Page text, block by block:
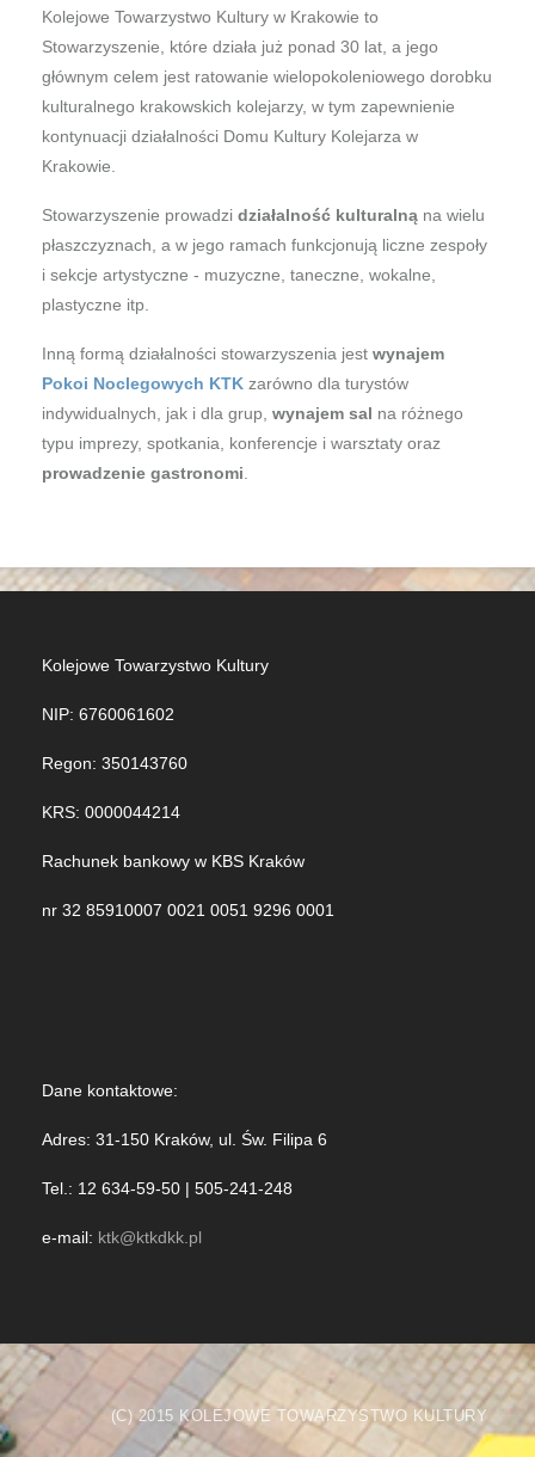
Kolejowe Towarzystwo Kultury w Krakowie to
Stowarzyszenie, które działa już ponad 30 lat, a jego
głównym celem jest ratowanie wielopokoleniowego dorobku
kulturalnego krakowskich kolejarzy, w tym zapewnienie
kontynuacji działalności Domu Kultury Kolejarza w
Krakowie.
Stowarzyszenie prowadzi działalność kulturalną na wielu
płaszczyznach, a w jego ramach funkcjonują liczne zespoły
i sekcje artystyczne - muzyczne, taneczne, wokalne,
plastyczne itp.
Inną formą działalności stowarzyszenia jest wynajem
Pokoi Noclegowych KTK zarówno dla turystów
indywidualnych, jak i dla grup, wynajem sal na różnego
typu imprezy, spotkania, konferencje i warsztaty oraz
prowadzenie gastronomi
Kolejowe Towarzystwo Kultury
NIP: 6760061602
Regon: 350143760
KRS: 0000044214
Rachunek bankowy w KBS Kraków
nr 32 85910007 0021 0051 9296 0001
Dane kontaktowe:
Adres: 31-150 Kraków, ul. Św. Filipa 6
Tel.: 12 634-59-50 | 505-241-248
e-mail: ktk@ktkdkk.pl
(C) 2015 KOLEJOWE TOWARZYSTWO KULTURY